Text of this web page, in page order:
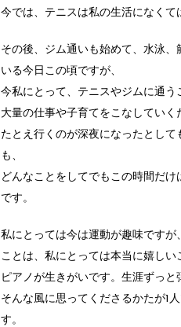
今では、テニスは私の生活になくて
その後、ジム通いも始めて、水泳
いる今日この頃ですが、
今私にとって、テニスやジムに通う
大量の仕事や子育てをこなしていく
たとえ行くのが深夜になったとし
も、
どんなことをしてでもこの時間だ
です。
私にとっては今は運動が趣味です
ことは、私にとっては本当に嬉しい
ピアノが生きがいです。生涯ずっと
そんな風に思ってくださるかたが1
す。